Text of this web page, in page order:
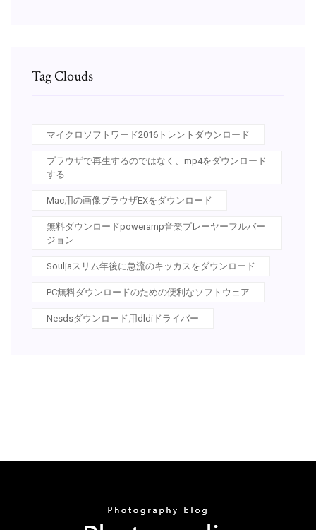
Tag Clouds
マイクロソフトワード2016トレントダウンロード
ブラウザで再生するのではなく、mp4をダウンロード
する
Mac用の画像ブラウザEXをダウンロード
無料ダウンロードpoweramp音楽プレーヤーフルバー
ジョン
Souljaスリム年後に急流のキッカスをダウンロード
PC無料ダウンロードのための便利なソフトウェア
Nesdsダウンロード用dldiドライバー